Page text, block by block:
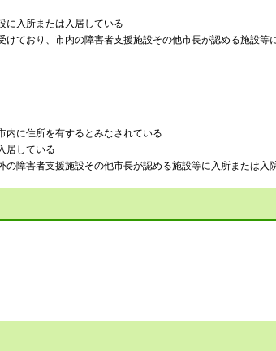
入所または入居している
おり、市内の障害者支援施設その他市長が認める施設等
に住所を有するとみなされている
居している
害者支援施設その他市長が認める施設等に入所または入